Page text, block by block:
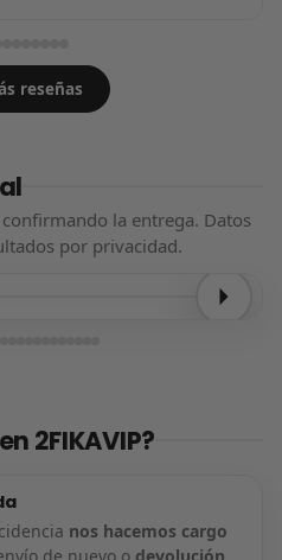
reseñas
la entrega. Datos
por privacidad.
2FIKAVIP?
nos hacemos cargo
de nuevo o devolución